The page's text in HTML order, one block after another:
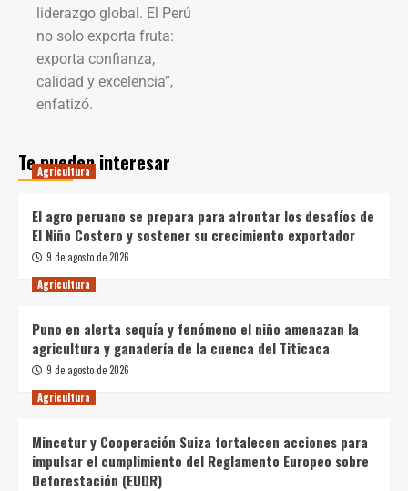
liderazgo global. El Perú
no solo exporta fruta:
exporta confianza,
calidad y excelencia”,
enfatizó.
Te pueden interesar
Agricultura
El agro peruano se prepara para afrontar los desafíos de
El Niño Costero y sostener su crecimiento exportador
9 de agosto de 2026
Agricultura
Puno en alerta sequía y fenómeno el niño amenazan la
agricultura y ganadería de la cuenca del Titicaca
9 de agosto de 2026
Agricultura
Mincetur y Cooperación Suiza fortalecen acciones para
impulsar el cumplimiento del Reglamento Europeo sobre
Deforestación (EUDR)